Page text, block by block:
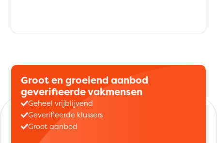
Groot en groeiend aanbod
geverifieerde vakmensen
Geheel vrijblijvend
Geverifieerde klussers
Groot aanbod